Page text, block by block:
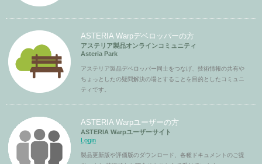
ASTERIA Warpデベロッパーの方
アステリア製品オンラインコミュニティ
Asteria Park
アステリア製品デベロッパー同士をつなげ、技術情報の共有や
ちょっとしたの疑問解決の場とすることを目的としたコミュニ
ティです。
ASTERIA Warpユーザーの方
ASTERIA Warpユーザーサイト
Login
製品更新版や評価版のダウンロード、各種ドキュメントのご提